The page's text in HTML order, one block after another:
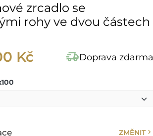
zrcadlo se
rohy ve dvou částech
Kč delivery_truck_speedDoprava zdarma
ZMĚNITchevron_right